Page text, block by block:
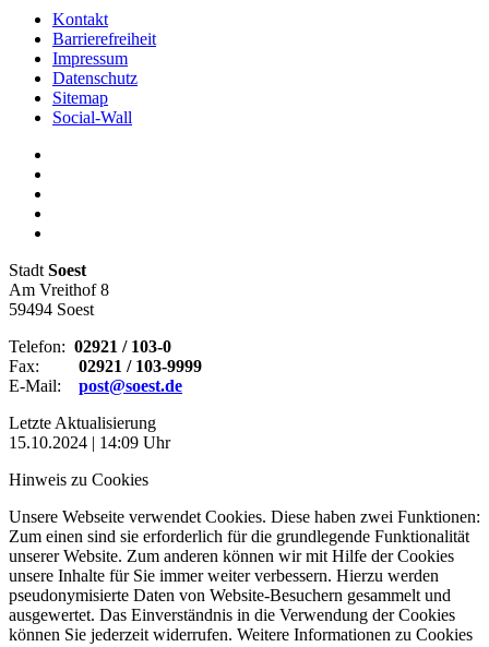
Kontakt
Barrierefreiheit
Impressum
Datenschutz
Sitemap
Social-Wall
StadtSoest
Am Vreithof 8
59494 Soest
Telefon: 02921 / 103-0
Fax: 02921 / 103-9999
E-Mail: post@soest.de
Letzte Aktualisierung
15.10.2024 | 14:09 Uhr
Hinweis zu Cookies
Unsere Webseite verwendet Cookies. Diese haben zwei Funktionen:
Zum einen sind sie erforderlich für die grundlegende Funktionalität
unserer Website. Zum anderen können wir mit Hilfe der Cookies
unsere Inhalte für Sie immer weiter verbessern. Hierzu werden
pseudonymisierte Daten von Website-Besuchern gesammelt und
ausgewertet. Das Einverständnis in die Verwendung der Cookies
können Sie jederzeit widerrufen. Weitere Informationen zu Cookies